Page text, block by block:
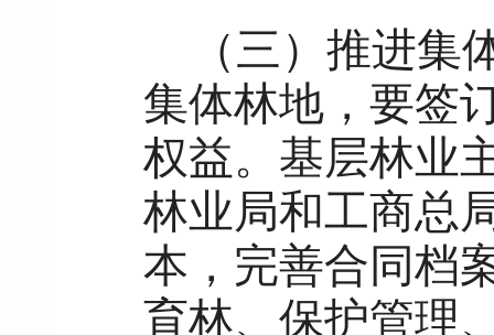
（三）推进
集体林地，要签
权益。基层林业
林业局和工商总
本，完善合同档
育林、保护管理